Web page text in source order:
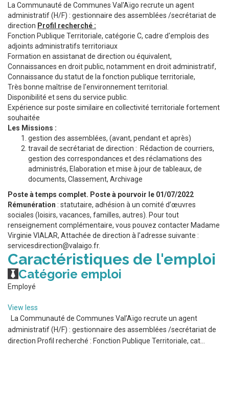
La Communauté de Communes Val'Aïgo recrute un agent
administratif (H/F) : gestionnaire des assemblées /secrétariat de
direction Profil recherché :
Fonction Publique Territoriale, catégorie C, cadre d'emplois des
adjoints administratifs territoriaux
Formation en assistanat de direction ou équivalent,
Connaissances en droit public, notamment en droit administratif,
Connaissance du statut de la fonction publique territoriale,
Très bonne maîtrise de l'environnement territorial.
Disponibilité et sens du service public.
Expérience sur poste similaire en collectivité territoriale fortement
souhaitée
Les Missions :
gestion des assemblées, (avant, pendant et après)
travail de secrétariat de direction : Rédaction de courriers,
gestion des correspondances et des réclamations des
administrés, Elaboration et mise à jour de tableaux, de
documents, Classement, Archivage
Poste à temps complet. Poste à pourvoir le 01/07/2022
Rémunération : statutaire, adhésion à un comité d’œuvres
sociales (loisirs, vacances, familles, autres). Pour tout
renseignement complémentaire, vous pouvez contacter Madame
Virginie VIALAR, Attachée de direction à l’adresse suivante :
servicesdirection@valaigo.fr.
Caractéristiques de l'emploi
Catégorie emploi
Employé
View less
La Communauté de Communes Val’Aïgo recrute un agent
administratif (H/F) : gestionnaire des assemblées /secrétariat de
direction Profil recherché : Fonction Publique Territoriale, cat...